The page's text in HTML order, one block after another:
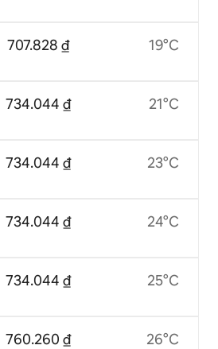
707.828 ₫
734.044 ₫
734.044 ₫
734.044 ₫
734.044 ₫
760.260 ₫
19°C
21°C
23°C
24°C
25°C
26°C